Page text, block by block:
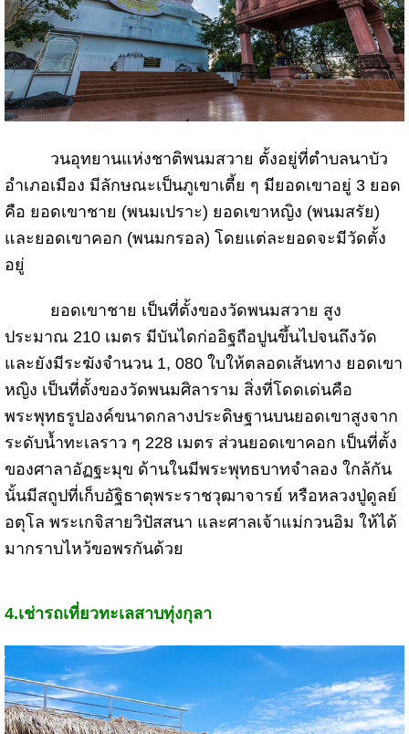
วนอุทยานแห่งชาติพนมสวาย ตั้งอยู่ที่ตำบลนาบัว
อำเภอเมือง มีลักษณะเป็นภูเขาเตี้ย ๆ มียอดเขาอยู่ 3 ยอด
คือ ยอดเขาชาย (พนมเปราะ) ยอดเขาหญิง (พนมสรัย)
และยอดเขาคอก (พนมกรอล) โดยแต่ละยอดจะมีวัดตั้ง
อยู่
ยอดเขาชาย เป็นที่ตั้งของวัดพนมสวาย สูง
ประมาณ 210 เมตร มีบันไดก่ออิฐถือปูนขึ้นไปจนถึงวัด
และยังมีระฆังจำนวน 1, 080 ใบให้ตลอดเส้นทาง ยอดเขา
หญิง เป็นที่ตั้งของวัดพนมศิลาราม สิ่งที่โดดเด่นคือ
พระพุทธรูปองค์ขนาดกลางประดิษฐานบนยอดเขาสูงจาก
ระดับน้ำทะเลราว ๆ 228 เมตร ส่วนยอดเขาคอก เป็นที่ตั้ง
ของศาลาอัฏฐะมุข ด้านในมีพระพุทธบาทจำลอง ใกล้กัน
นั้นมีสถูปที่เก็บอัฐิธาตุพระราชวุฒาจารย์ หรือหลวงปู่ดูลย์
อตุโล พระเกจิสายวิปัสสนา และศาลเจ้าแม่กวนอิม ให้ได้
มากราบไหว้ขอพรกันด้วย
4.เช่ารถเที่ยวทะเลสาบทุ่งกุลา